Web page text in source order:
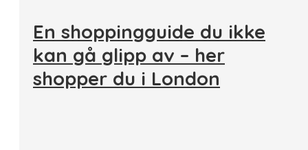
En shoppingguide du ikke
kan gå glipp av – her
shopper du i London